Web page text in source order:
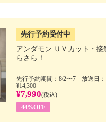
先行予約受付中
アンダモン ＵＶカット・接
らさら！...
先行予約期間：8/2〜7 放送日
¥14,300
¥7,990(税込)
44%OFF